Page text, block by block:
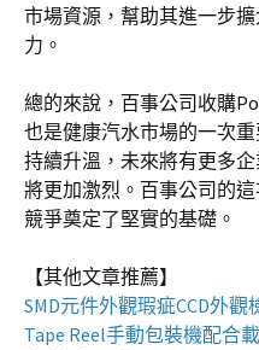
市場資源，幫助其進一步
力。
總的來說，百事公司收購
也是健康汽水市場的一次
持續升溫，未來將有更多
將更加激烈。百事公司的
競爭奠定了堅實的基礎。
【其他文章推薦】
SMD元件外觀瑕疵CCD外觀
Tape Reel手動包裝機配合